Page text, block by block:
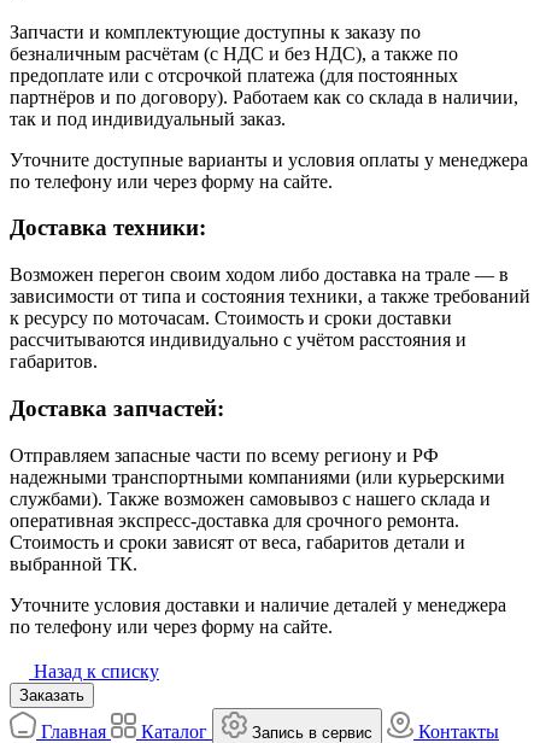
Запчасти и комплектующие доступны к заказу по
безналичным расчётам (с НДС и без НДС), а также по
предоплате или с отсрочкой платежа (для постоянных
партнёров и по договору). Работаем как со склада в наличии,
так и под индивидуальный заказ.
Уточните доступные варианты и условия оплаты у менеджера
по телефону или через форму на сайте.
Доставка техники:
Возможен перегон своим ходом либо доставка на трале — в
зависимости от типа и состояния техники, а также требований
к ресурсу по моточасам. Стоимость и сроки доставки
рассчитываются индивидуально с учётом расстояния и
габаритов.
Доставка запчастей:
Отправляем запасные части по всему региону и РФ
надежными транспортными компаниями (или курьерскими
службами). Также возможен самовывоз с нашего склада и
оперативная экспресс-доставка для срочного ремонта.
Стоимость и сроки зависят от веса, габаритов детали и
выбранной ТК.
Уточните условия доставки и наличие деталей у менеджера
по телефону или через форму на сайте.
Назад к списку
Заказать
Главная Каталог Запись в сервис
Контакты